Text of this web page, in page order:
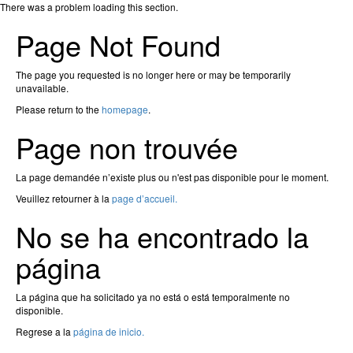
There was a problem loading this section.
Page Not Found
The page you requested is no longer here or may be temporarily
unavailable.
Please return to thehomepage.
Page non trouvée
La page demandée n’existe plus ou n'est pas disponible pour le moment.
Veuillez retourner à la page d’accueil.
No se ha encontrado la
página
La página que ha solicitado ya no está o está temporalmente no
disponible.
Regrese a la página de inicio.